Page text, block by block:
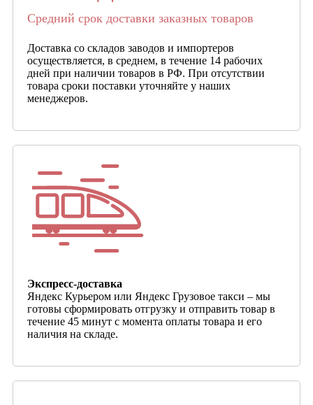
Средний срок доставки заказных товаров
Доставка со складов заводов и импортеров
осуществляется, в среднем, в течение 14 рабочих
дней при наличии товаров в РФ. При отсутствии
товара сроки поставки уточняйте у наших
менеджеров.
Экспресс-доставка
Яндекс Курьером или Яндекс Грузовое такси – мы
готовы сформировать отгрузку и отправить товар в
течение 45 минут с момента оплаты товара и его
наличия на складе.